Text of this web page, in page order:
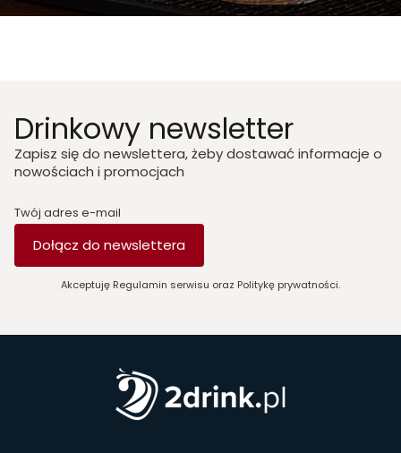
Drinkowy newsletter
Zapisz się do newslettera, żeby dostawać informacje o
nowościach i promocjach
Twój adres e-mail
Dołącz do newslettera
Akceptuję Regulamin serwisu oraz Politykę prywatności.